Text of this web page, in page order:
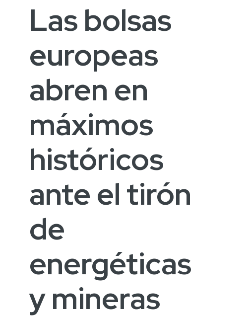
Las bolsas
europeas
abren en
máximos
históricos
ante el tirón
de
energéticas
y mineras